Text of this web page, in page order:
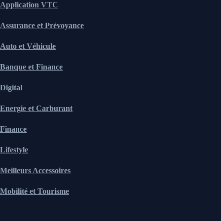
Application VTC
Assurance et Prévoyance
Auto et Véhicule
Banque et Finance
Digital
Energie et Carburant
Finance
Lifestyle
Meilleurs Accessoires
Mobilité et Tourisme